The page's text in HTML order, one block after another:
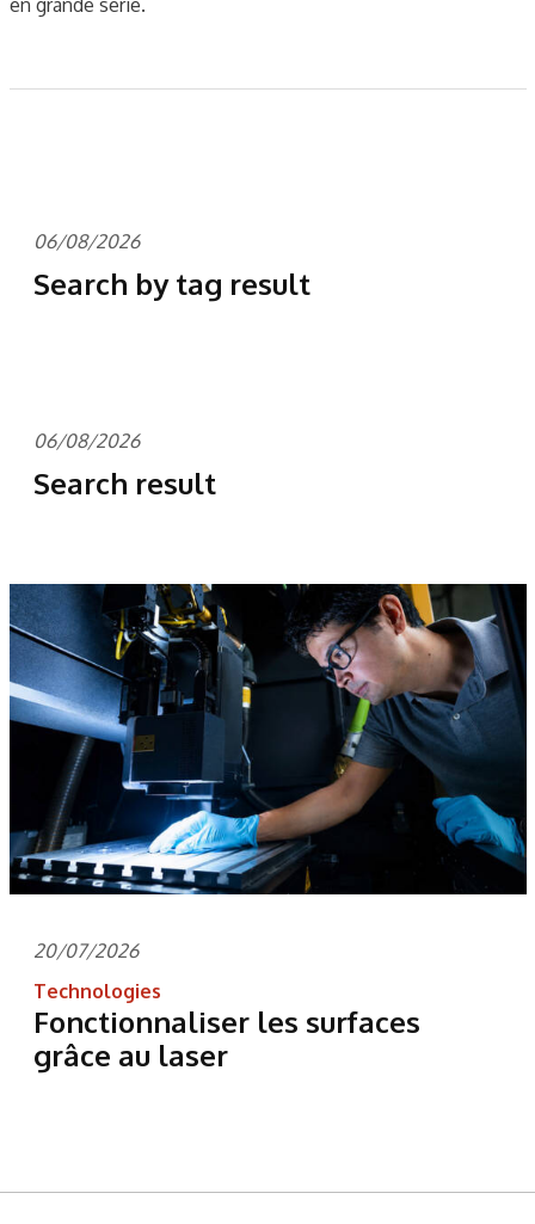
06/08/2026
Search by tag result
06/08/2026
Search result
20/07/2026
Technologies
Fonctionnaliser les surfaces
grâce au laser